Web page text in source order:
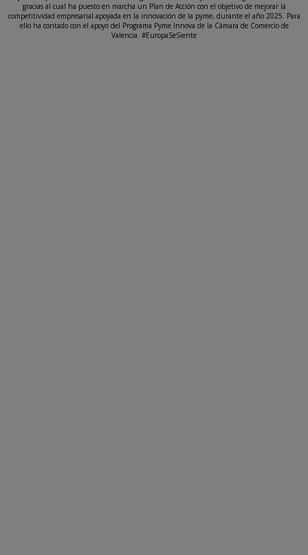
gracias al cual ha puesto en marcha un Plan de Acción con el objetivo de mejorar la
competitividad empresarial apoyada en la innovación de la pyme, durante el año 2025. Para
ello ha contado con el apoyo del Programa Pyme Innova de la Cámara de Comercio de
Valencia. #EuropaSeSiente